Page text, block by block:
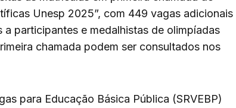
Unesp 2025”, com 449 vagas adicionais
participantes e medalhistas de olimpíadas
chamada podem ser consultados nos
Educação Básica Pública (SRVEBP)